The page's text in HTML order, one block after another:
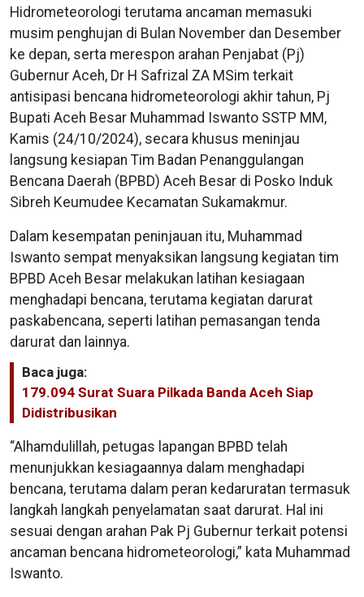
Hidrometeorologi terutama ancaman memasuki
musim penghujan di Bulan November dan Desember
ke depan, serta merespon arahan Penjabat (Pj)
Gubernur Aceh, Dr H Safrizal ZA MSim terkait
antisipasi bencana hidrometeorologi akhir tahun, Pj
Bupati Aceh Besar Muhammad Iswanto SSTP MM,
Kamis (24/10/2024), secara khusus meninjau
langsung kesiapan Tim Badan Penanggulangan
Bencana Daerah (BPBD) Aceh Besar di Posko Induk
Sibreh Keumudee Kecamatan Sukamakmur.
Dalam kesempatan peninjauan itu, Muhammad
Iswanto sempat menyaksikan langsung kegiatan tim
BPBD Aceh Besar melakukan latihan kesiagaan
menghadapi bencana, terutama kegiatan darurat
paskabencana, seperti latihan pemasangan tenda
darurat dan lainnya.
Baca juga:
179.094 Surat Suara Pilkada Banda Aceh Siap
Didistribusikan
“Alhamdulillah, petugas lapangan BPBD telah
menunjukkan kesiagaannya dalam menghadapi
bencana, terutama dalam peran kedaruratan termasuk
langkah langkah penyelamatan saat darurat. Hal ini
sesuai dengan arahan Pak Pj Gubernur terkait potensi
ancaman bencana hidrometeorologi,” kata Muhammad
Iswanto.